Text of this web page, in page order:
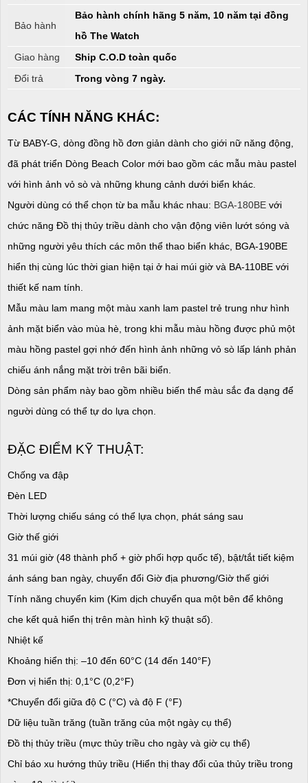
Bảo hành
Bảo hành chính hãng 5 năm, 10 năm tại đồng
hồ The Watch
Giao hàng
Ship C.O.D toàn quốc
Đổi trả
Trong vòng 7 ngày.
CÁC TÍNH NĂNG KHÁC:
Từ BABY-G, dòng đồng hồ đơn giản dành cho giới nữ năng động,
đã phát triển Dòng Beach Color mới bao gồm các mẫu màu pastel
với hình ảnh vỏ sò và những khung cảnh dưới biển khác.
Người dùng có thể chọn từ ba mẫu khác nhau: BGA-180BE với
chức năng Đồ thị thủy triều dành cho vận động viên lướt sóng và
những người yêu thích các môn thể thao biển khác, BGA-190BE
hiển thị cùng lúc thời gian hiện tại ở hai múi giờ và BA-110BE với
thiết kế nam tính.
Mẫu màu lam mang một màu xanh lam pastel trẻ trung như hình
ảnh mặt biển vào mùa hè, trong khi mẫu màu hồng được phủ một
màu hồng pastel gợi nhớ đến hình ảnh những vỏ sò lấp lánh phản
chiếu ánh nắng mặt trời trên bãi biển.
Dòng sản phẩm này bao gồm nhiều biến thể màu sắc đa dạng để
người dùng có thể tự do lựa chọn.
ĐẶC ĐIỂM KỸ THUẬT:
Chống va đập
Đèn LED
Thời lượng chiếu sáng có thể lựa chọn, phát sáng sau
Giờ thế giới
31 múi giờ (48 thành phố + giờ phối hợp quốc tế), bật/tắt tiết kiệm
ánh sáng ban ngày, chuyển đổi Giờ địa phương/Giờ thế giới
Tính năng chuyển kim (Kim dịch chuyển qua một bên để không
che kết quả hiển thị trên màn hình kỹ thuật số).
Nhiệt kế
Khoảng hiển thị: –10 đến 60°C (14 đến 140°F)
Đơn vị hiển thị: 0,1°C (0,2°F)
*Chuyển đổi giữa độ C (°C) và độ F (°F)
Dữ liệu tuần trăng (tuần trăng của một ngày cụ thể)
Đồ thị thủy triều (mực thủy triều cho ngày và giờ cụ thể)
Chỉ báo xu hướng thủy triều (Hiển thị thay đổi của thủy triều trong